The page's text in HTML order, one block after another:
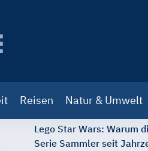
Reisen Natur & Umwelt
Lego Star Wars: Warum
Serie Sammler seit